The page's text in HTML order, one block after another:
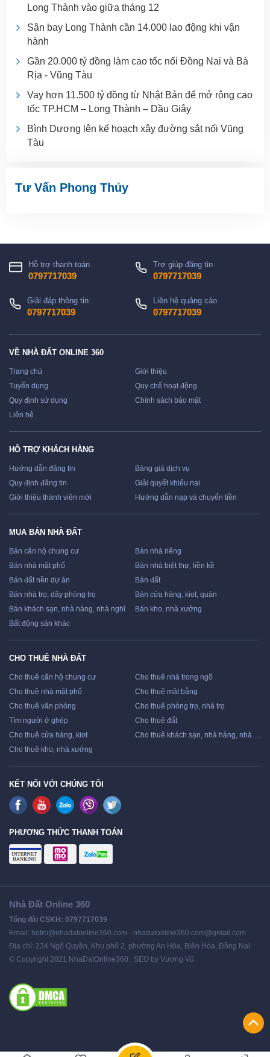
Long Thành vào giữa tháng 12
Sân bay Long Thành cần 14.000 lao động khi vận
hành
Gần 20.000 tỷ đồng làm cao tốc nối Đồng Nai và Bà
Rịa - Vũng Tàu
Vay hơn 11.500 tỷ đồng từ Nhật Bản để mở rộng cao
tốc TP.HCM – Long Thành – Dầu Giây
Bình Dương lên kế hoạch xây đường sắt nối Vũng
Tàu
Tư Vấn Phong Thủy
Hỗ trợ thanh toán
0797717039
Trợ giúp đăng tin
0797717039
Giải đáp thông tin
0797717039
Liên hệ quảng cáo
0797717039
VỀ NHÀ ĐẤT ONLINE 360
Trang chủ
Giới thiệu
Tuyển dụng
Quy chế hoạt động
Quy định sử dụng
Chính sách bảo mật
Liên hệ
HỖ TRỢ KHÁCH HÀNG
Hướng dẫn đăng tin
Bảng giá dịch vụ
Quy định đăng tin
Giải quyết khiếu nại
Giới thiệu thành viên mới
Hướng dẫn nạp và chuyển tiền
MUA BÁN NHÀ ĐẤT
Bán căn hộ chung cư
Bán nhà riêng
Bán nhà mặt phố
Bán nhà biệt thự, liền kề
Bán đất nền dự án
Bán đất
Bán nhà trọ, dãy phòng trọ
Bán cửa hàng, kiot, quán
Bán khách sạn, nhà hàng, nhà nghỉ
Bán kho, nhà xưởng
Bất động sản khác
CHO THUÊ NHÀ ĐẤT
Cho thuê căn hộ chung cư
Cho thuê nhà trong ngõ
Cho thuê nhà mặt phố
Cho thuê mặt bằng
Cho thuê văn phòng
Cho thuê phòng trọ, nhà trọ
Tìm người ở ghép
Cho thuê đất
Cho thuê cửa hàng, kiot
Cho thuê khách sạn, nhà hàng, nhà nghỉ
Cho thuê kho, nhà xưởng
KẾT NỐI VỚI CHÚNG TÔI
PHƯƠNG THỨC THANH TOÁN
Nhà Đất Online 360
Tổng đài CSKH: 0797717039
Email: hotro@nhadatonline360.com - nhadatonline360.com@gmail.com
Địa chỉ: 234 Ngô Quyền, Khu phố 2, phường An Hòa, Biên Hòa, Đồng Nai
© Copyright 2021 NhaDatOnline360 . SEO by Vương Vũ